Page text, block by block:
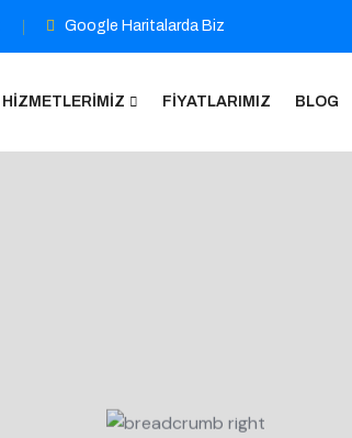
Google Haritalarda Biz
HIZMETLERIMIZ FIYATLARIMIZ BLOG